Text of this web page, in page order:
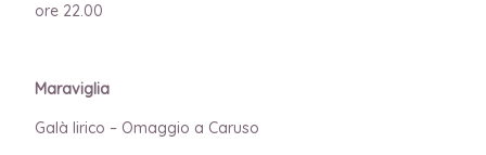
ore 22.00
Maraviglia
Galà lirico – Omaggio a Caruso